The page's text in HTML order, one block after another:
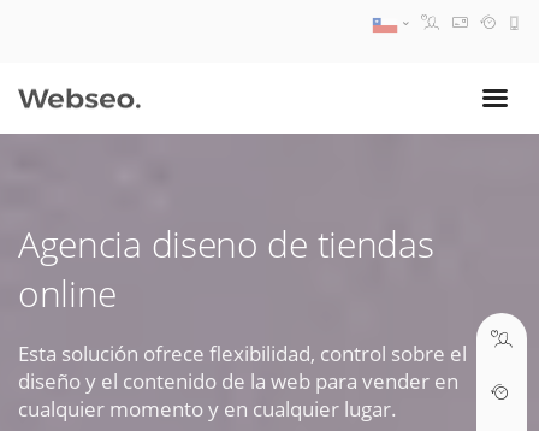
Agencia diseno de tiendas
online
Esta solución ofrece flexibilidad, control sobre el
diseño y el contenido de la web para vender en
cualquier momento y en cualquier lugar.
09:30 AM A 18:30 PM
ABRIR TICKET